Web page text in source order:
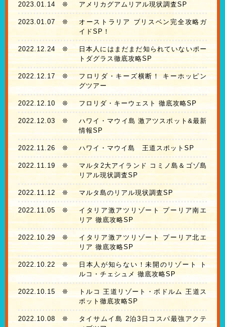
2023.01.14 ❊ アメリカグアムリアル現状調査SP
2023.01.07 ❊
オーストラリア ブリスベン完全攻略ガ
イドSP！
2022.12.24❊
日本人にはまだまだ知られていないポー
トダグラス徹底攻略SP
2022.12.17❊
フロリダ・キーズ横断！ キーホッピン
グツアー
2022.12.10 ❊ フロリダ・キーウェスト 徹底攻略SP
2022.12.03 ❊
ハワイ・マウイ島 激アツスポット&最新
情報SP
2022.11.26 ❊ ハワイ・マウイ島 王道スポットSP
2022.11.19 ❊
マルタ2大アイランド コミノ島＆ゴゾ島
リアル現状調査SP
2022.11.12❊ マルタ島のリアル現状調査SP
2022.11.05 ❊
イタリア激アツリゾート プーリア南エ
リア 徹底攻略SP
2022.10.29❊
イタリア激アツリゾート プーリア北エ
リア 徹底攻略SP
2022.10.22 ❊
日本人が知らない！未開のリゾート ト
ルコ・チェシュメ 徹底攻略SP
2022.10.15 ❊
トルコ 王道リゾート・ボドルム 王道ス
ポット徹底攻略SP
2022.10.08 ❊
タイサムイ島 2泊3日コスパ最強アクテ